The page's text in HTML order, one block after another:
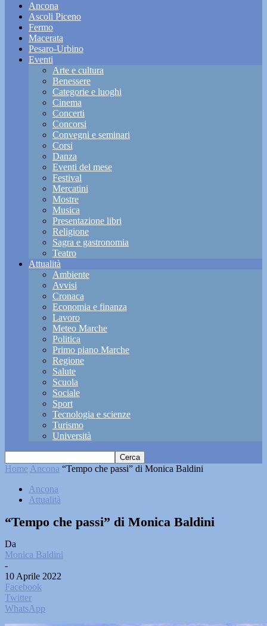
Ancona
Ascoli Piceno
Fermo
Macerata
Pesaro-Urbino
Eventi
Arte e cultura
Benessere
Categorie e luoghi
Cinema
Concerti
Concorsi
Convegni e seminari
Corsi
Danza
Eventi del mese
Festival
Mercatini
Mostre
Musica
Presentazione libri
Religione
Sagra e gastronomia
Teatro
Attualità
Ambiente
Avvisi
Cronaca
Economia e finanza
Lavoro
Meteo Marche
Politica
Primo piano Marche
Regione
Salute
Scuola
Sociale
Sport
Tecnologia e scienze
Turismo
Università
Home Ancona “Tempo che passi” di Monica Baldini
Ancona
Attualità
“Tempo che passi” di Monica Baldini
Da
Monica Baldini
-
10 Aprile 2022
Facebook
Twitter
WhatsApp